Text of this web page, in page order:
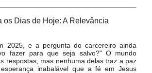
os Dias de Hoje: A Relevância
2025, e a pergunta do carcereiro ainda
fazer para que seja salvo?" O mundo
respostas, mas nenhuma delas traz a paz
inabalável que a fé em Jesus